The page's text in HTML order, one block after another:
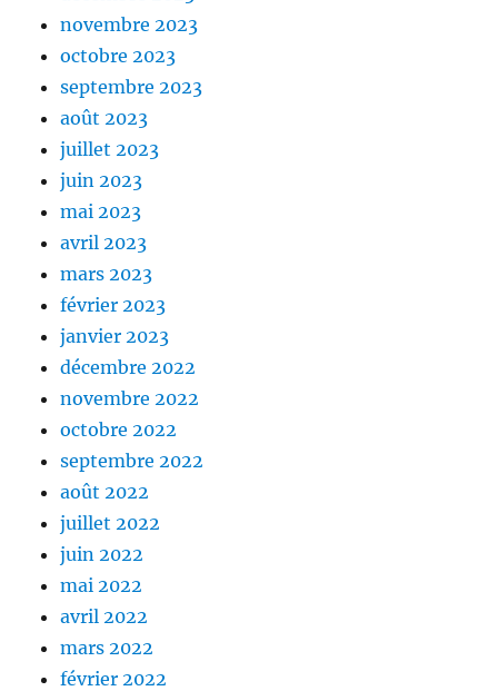
novembre 2023
octobre 2023
septembre 2023
août 2023
juillet 2023
juin 2023
mai 2023
avril 2023
mars 2023
février 2023
janvier 2023
décembre 2022
novembre 2022
octobre 2022
septembre 2022
août 2022
juillet 2022
juin 2022
mai 2022
avril 2022
mars 2022
février 2022